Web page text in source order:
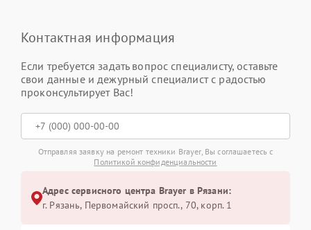
Контактная информация
Если требуется задать вопрос специалисту, оставьте
свои данные и дежурный специалист с радостью
проконсультирует Вас!
Отправляя заявку на ремонт техники Brayer, Вы соглашаетесь с
Политикой конфиденциальности
Адрес сервисного центра Brayer в Рязани:
г. Рязань, Первомайский просп., 70, корп. 1